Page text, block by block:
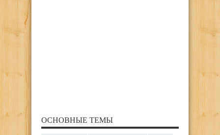
ОСНОВНЫЕ ТЕМЫ